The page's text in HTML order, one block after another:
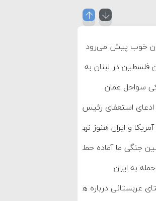
خوب پیش می‌رود
در لبنان به اتهام فساد و اختلاس اموال
سواحل عمان
ادعای استعفای رئیس‌جمهور واهی و کذب محض
و ایران هنوز نهایی نشده است
جنگی ما آماده حمله نظامی علیه ایران است
به ایران
عربستانی درباره همراهی با آمریکا